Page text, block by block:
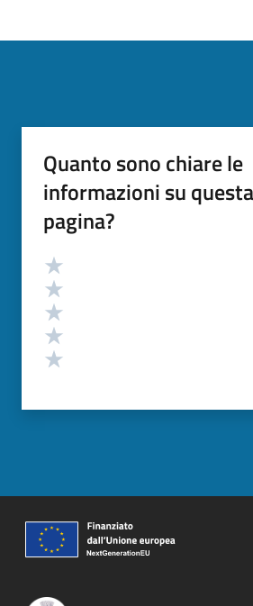
Quanto sono chiare le
informazioni su questa
pagina?
Valutazione